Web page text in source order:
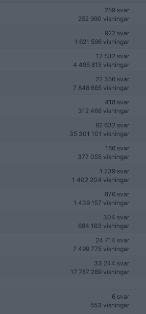
259 svar
252 990 visningar
922 svar
1 621 596 visningar
12 532 svar
4 496 815 visningar
22 356 svar
7 848 665 visningar
418 svar
312 466 visningar
82 632 svar
35 301 101 visningar
166 svar
377 055 visningar
1 239 svar
1 402 204 visningar
876 svar
1 439 157 visningar
304 svar
684 163 visningar
24 714 svar
7 499 775 visningar
33 244 svar
17 787 289 visningar
6 svar
553 visningar